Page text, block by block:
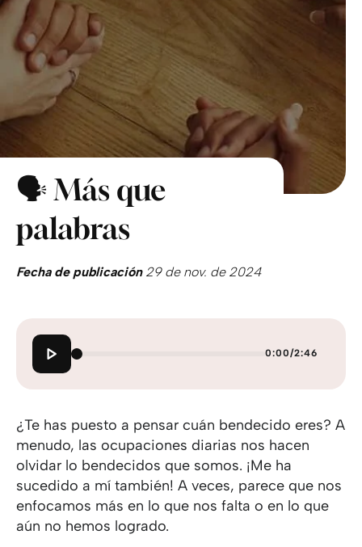
🗣️ Más que
palabras
Fecha de publicación29 de nov. de 2024
0:00/2:46
¿Te has puesto a pensar cuán bendecido eres? A
menudo, las ocupaciones diarias nos hacen
olvidar lo bendecidos que somos. ¡Me ha
sucedido a mí también! A veces, parece que nos
enfocamos más en lo que nos falta o en lo que
aún no hemos logrado.